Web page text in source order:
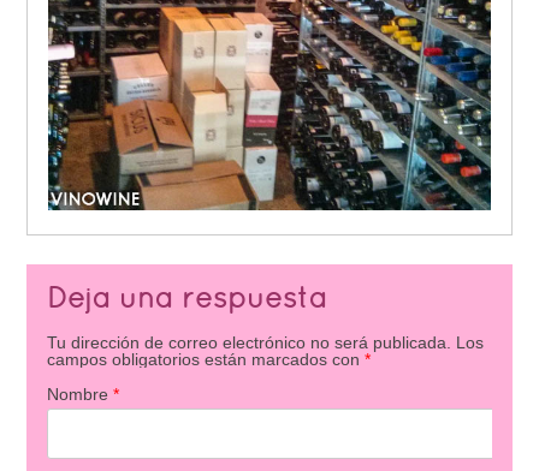
Deja una respuesta
Tu dirección de correo electrónico no será publicada. Los
campos obligatorios están marcados con *
Nombre *